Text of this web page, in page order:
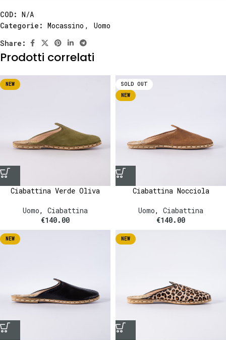
COD: N/A
Categorie: Mocassino ,
Uomo
Share:
Prodotti correlati
NEW
Ciabattina Verde Oliva
Uomo, Ciabattina
€140.00
SOLD OUT
NEW
Ciabattina Nocciola
Uomo, Ciabattina
€140.00
NEW NEW